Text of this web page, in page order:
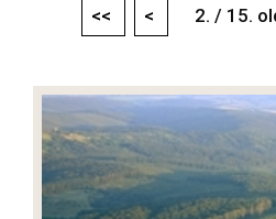
<< < 2. / 15.